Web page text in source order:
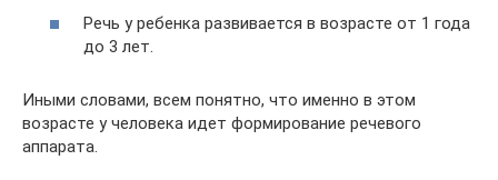
Речь у ребенка развивается в возрасте от 1 года
до 3 лет.
Иными словами, всем понятно, что именно в этом
возрасте у человека идет формирование речевого
аппарата.